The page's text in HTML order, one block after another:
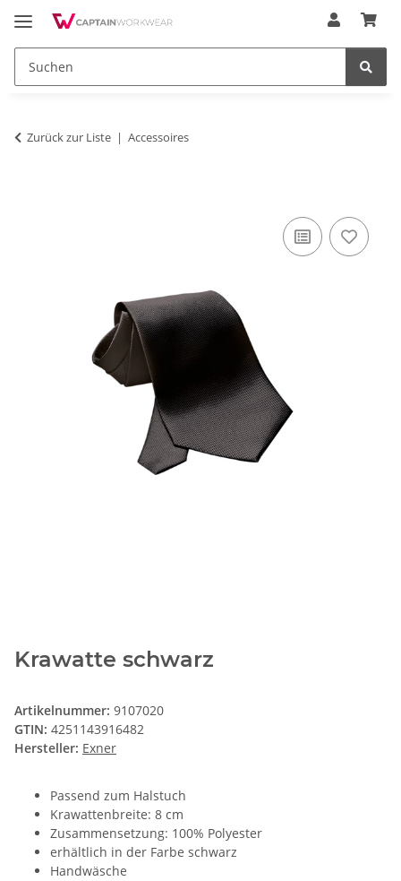
Zurück zur Liste Accessoires
Krawatte schwarz
Artikelnummer: 9107020
GTIN: 4251143916482
Hersteller: Exner
Passend zum Halstuch
Krawattenbreite: 8 cm
Zusammensetzung: 100% Polyester
erhältlich in der Farbe schwarz
Handwäsche